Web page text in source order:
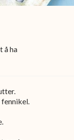
å ha
fennikel.